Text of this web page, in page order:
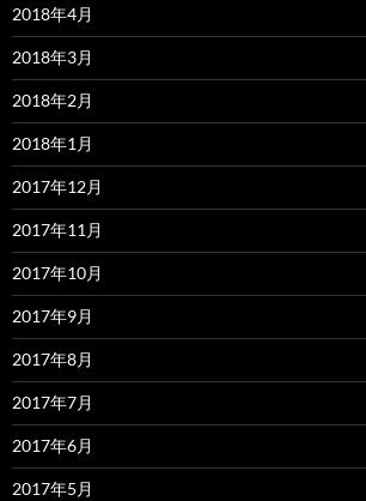
2018年4月
2018年3月
2018年2月
2018年1月
2017年12月
2017年11月
2017年10月
2017年9月
2017年8月
2017年7月
2017年6月
2017年5月